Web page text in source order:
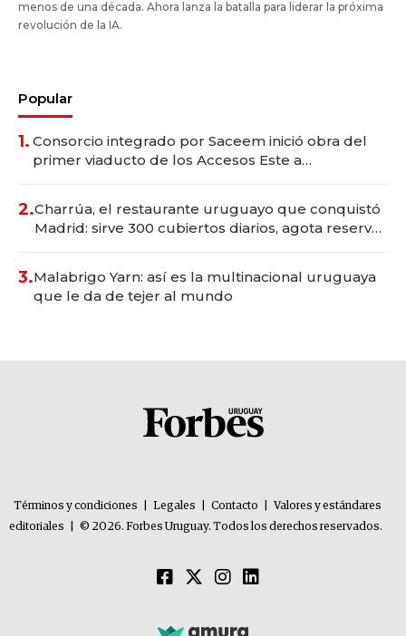
menos de una década. Ahora lanza la batalla para liderar la próxima
revolución de la IA.
Popular
1. Consorcio integrado por Saceem inició obra del
primer viaducto de los Accesos Este a
2.Charrúa, el restaurante uruguayo que conquistó
Madrid: sirve 300 cubiertos diarios, agota reservas
3.Malabrigo Yarn: así es la multinacional uruguaya
que le da de tejer al mundo
Términos y condiciones Legales Contacto
Valores y estándares
editoriales
© 2026. Forbes Uruguay. Todos los derechos reservados.